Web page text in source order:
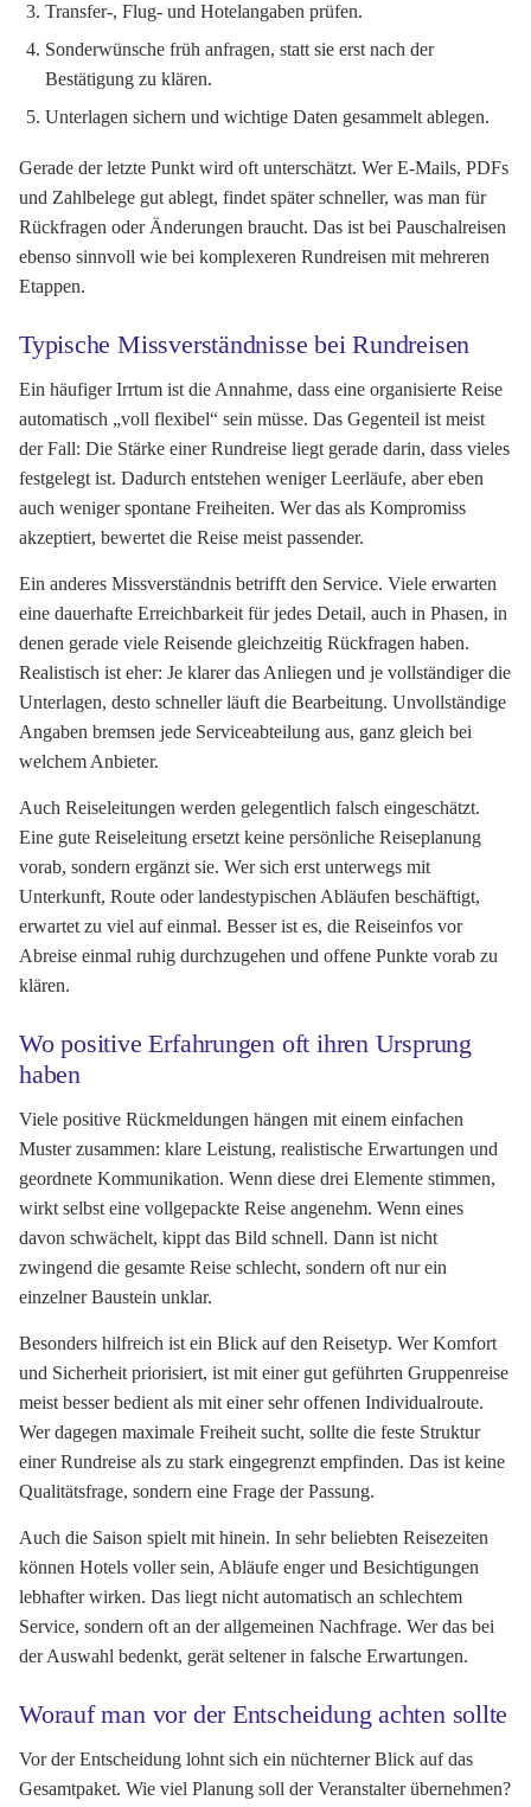
Transfer-, Flug- und Hotelangaben prüfen.
Sonderwünsche früh anfragen, statt sie erst nach der
Bestätigung zu klären.
Unterlagen sichern und wichtige Daten gesammelt ablegen.
Gerade der letzte Punkt wird oft unterschätzt. Wer E-Mails, PDFs
und Zahlbelege gut ablegt, findet später schneller, was man für
Rückfragen oder Änderungen braucht. Das ist bei Pauschalreisen
ebenso sinnvoll wie bei komplexeren Rundreisen mit mehreren
Etappen.
Typische Missverständnisse bei Rundreisen
Ein häufiger Irrtum ist die Annahme, dass eine organisierte Reise
automatisch „voll flexibel“ sein müsse. Das Gegenteil ist meist
der Fall: Die Stärke einer Rundreise liegt gerade darin, dass vieles
festgelegt ist. Dadurch entstehen weniger Leerläufe, aber eben
auch weniger spontane Freiheiten. Wer das als Kompromiss
akzeptiert, bewertet die Reise meist passender.
Ein anderes Missverständnis betrifft den Service. Viele erwarten
eine dauerhafte Erreichbarkeit für jedes Detail, auch in Phasen, in
denen gerade viele Reisende gleichzeitig Rückfragen haben.
Realistisch ist eher: Je klarer das Anliegen und je vollständiger die
Unterlagen, desto schneller läuft die Bearbeitung. Unvollständige
Angaben bremsen jede Serviceabteilung aus, ganz gleich bei
welchem Anbieter.
Auch Reiseleitungen werden gelegentlich falsch eingeschätzt.
Eine gute Reiseleitung ersetzt keine persönliche Reiseplanung
vorab, sondern ergänzt sie. Wer sich erst unterwegs mit
Unterkunft, Route oder landestypischen Abläufen beschäftigt,
erwartet zu viel auf einmal. Besser ist es, die Reiseinfos vor
Abreise einmal ruhig durchzugehen und offene Punkte vorab zu
klären.
Wo positive Erfahrungen oft ihren Ursprung
haben
Viele positive Rückmeldungen hängen mit einem einfachen
Muster zusammen: klare Leistung, realistische Erwartungen und
geordnete Kommunikation. Wenn diese drei Elemente stimmen,
wirkt selbst eine vollgepackte Reise angenehm. Wenn eines
davon schwächelt, kippt das Bild schnell. Dann ist nicht
zwingend die gesamte Reise schlecht, sondern oft nur ein
einzelner Baustein unklar.
Besonders hilfreich ist ein Blick auf den Reisetyp. Wer Komfort
und Sicherheit priorisiert, ist mit einer gut geführten Gruppenreise
meist besser bedient als mit einer sehr offenen Individualroute.
Wer dagegen maximale Freiheit sucht, sollte die feste Struktur
einer Rundreise als zu stark eingegrenzt empfinden. Das ist keine
Qualitätsfrage, sondern eine Frage der Passung.
Auch die Saison spielt mit hinein. In sehr beliebten Reisezeiten
können Hotels voller sein, Abläufe enger und Besichtigungen
lebhafter wirken. Das liegt nicht automatisch an schlechtem
Service, sondern oft an der allgemeinen Nachfrage. Wer das bei
der Auswahl bedenkt, gerät seltener in falsche Erwartungen.
Worauf man vor der Entscheidung achten sollte
Vor der Entscheidung lohnt sich ein nüchterner Blick auf das
Gesamtpaket. Wie viel Planung soll der Veranstalter übernehmen?